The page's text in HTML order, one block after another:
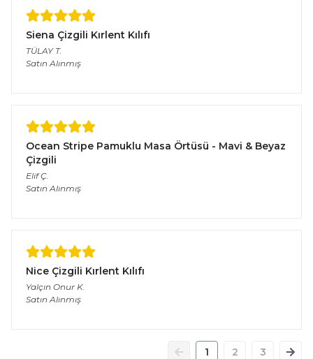
Siena Çizgili Kırlent Kılıfı
TÜLAY T.
Satın Alınmış
Ocean Stripe Pamuklu Masa Örtüsü - Mavi & Beyaz
Çizgili
Elif Ç.
Satın Alınmış
Nice Çizgili Kırlent Kılıfı
Yalçın Onur K.
Satın Alınmış
1 2 3